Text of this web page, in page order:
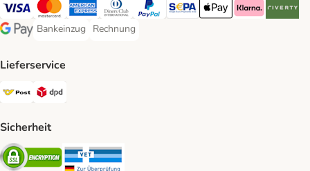
Visa Payment Method
MasterCard Payment Method
American Express Payment Method
Diners Club Payment Method
PayPal Payment Method
SEPA Payment Method
Apple Pay Payment
Klarna Payment
Google Pay Payment Method
Bankeinzug
Bankeinzug Payment Method
Rechnung
Rechnung Payment Method
Lieferservice
Österreichische Post Shipping Method
Sicherheit
Security